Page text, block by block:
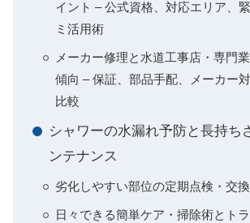
イント – 公式資格、対応エリア、
ミ活用術
メーカー修理と水道工事店・専門
傾向 – 保証、部品手配、メーカー
比較
シャワーの水漏れ予防と長持ち
ンテナンス
劣化しやすい部位の定期点検・交
日々できる簡単ケア・掃除術とト